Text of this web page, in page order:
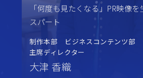
「何度も見たくなる」PR映像
スパート
制作本部 ビジネスコンテンツ部
主席ディレクター
大津 香織